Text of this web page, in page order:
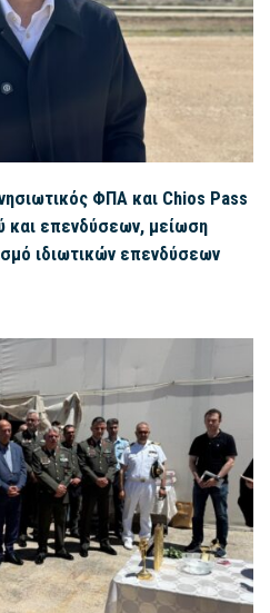
ΦΠΑ και Chios Pass
και επενδύσεων, μείωση
ιδιωτικών επενδύσεων